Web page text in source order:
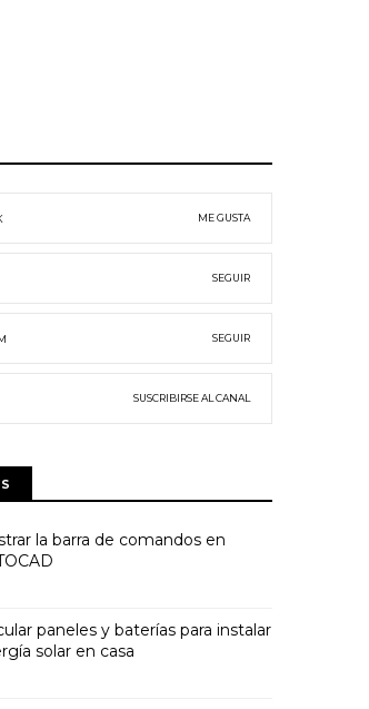
ME GUSTA
SEGUIR
SEGUIR
SUSCRIBIRSE AL CANAL
la barra de comandos en
paneles y baterías para instalar
solar en casa